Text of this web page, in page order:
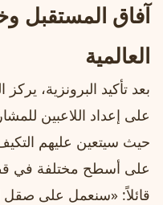
آفاق المستقبل
العالمية
بعد تأكيد البرونزية،
على إعداد اللاعبين
حيث سيتعين عليهم
على أسطح مختلفة في
قائلاً: «سنعمل على صقل